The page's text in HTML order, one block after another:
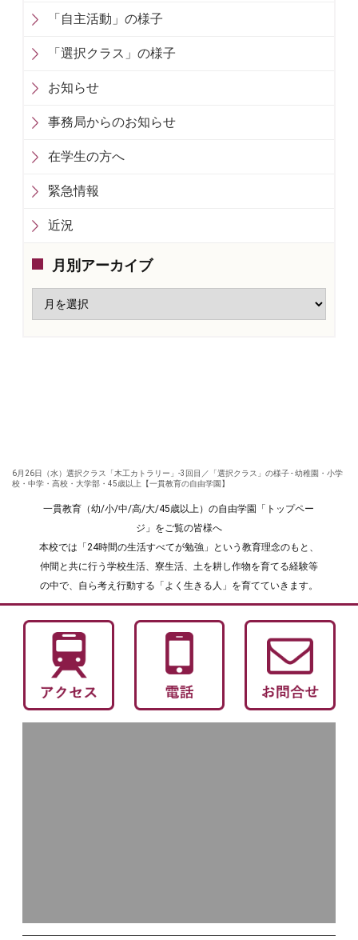
「自主活動」の様子
「選択クラス」の様子
お知らせ
事務局からのお知らせ
在学生の方へ
緊急情報
近況
月別アーカイブ
6月26日（水）選択クラス「木工カトラリー」-3回目／「選択クラス」の様子 - 幼稚園・小学
校・中学・高校・大学部・45歳以上【一貫教育の自由学園】
一貫教育（幼/小/中/高/大/45歳以上）の自由学園「トップペー
ジ」をご覧の皆様へ
本校では「24時間の生活すべてが勉強」という教育理念のもと、
仲間と共に行う学校生活、寮生活、土を耕し作物を育てる経験等
の中で、自ら考え行動する「よく生きる人」を育てていきます。